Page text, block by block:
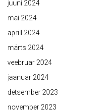
juuni 2024
mai 2024
aprill 2024
märts 2024
veebruar 2024
jaanuar 2024
detsember 2023
november 2023